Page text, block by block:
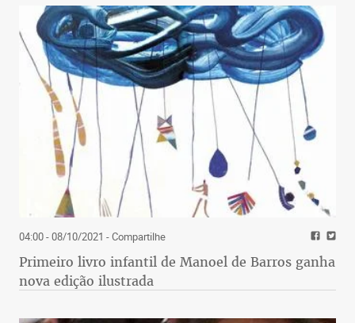
04:00 - 08/10/2021 - Compartilhe
Primeiro livro infantil de Manoel de Barros ganha
nova edição ilustrada